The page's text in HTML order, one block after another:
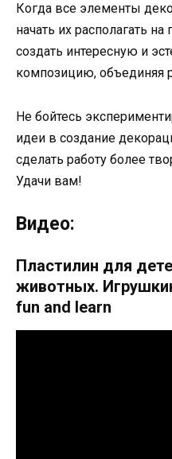
Когда все элементы
начать их располагать
создать интересную и
композицию, объединяя
Не бойтесь
идеи в создание
сделать работу более
Удачи вам!
Видео:
Пластилин для
животных.
fun and learn